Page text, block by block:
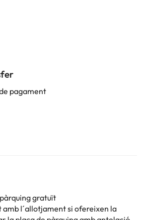
pagament
gratuït
l´allotjament si ofereixen la